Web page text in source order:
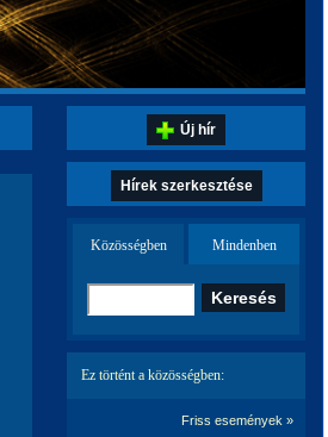
Új hír
Hírek szerkesztése
Közösségben Mindenben
Ez történt a közösségben:
Friss események »